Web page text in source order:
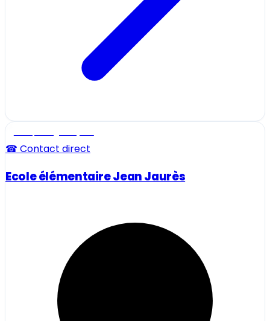
☎ Contact direct
Ecole élémentaire Jean Jaurès